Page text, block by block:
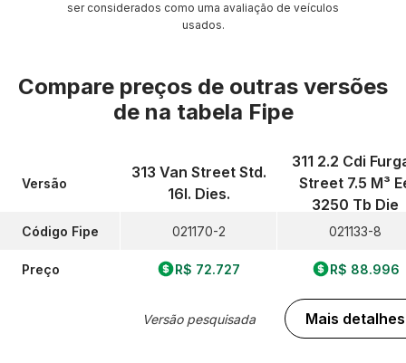
ser considerados como uma avaliação de veículos
usados.
Compare preços de outras versões
de na tabela Fipe
Versão
Código Fipe
Preço
313 Van Street Std.
16l. Dies.
021170-2
R$ 72.727
Versão pesquisada
311 2.2 Cdi
Street 7.5 M³
3250 Tb Die
021133-8
R$ 88.996
Mais detalhes